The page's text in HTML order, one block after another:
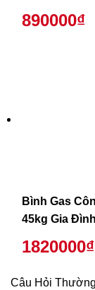
890000₫
Bình Gas
45kg Gia
1820000₫
Câu Hỏi